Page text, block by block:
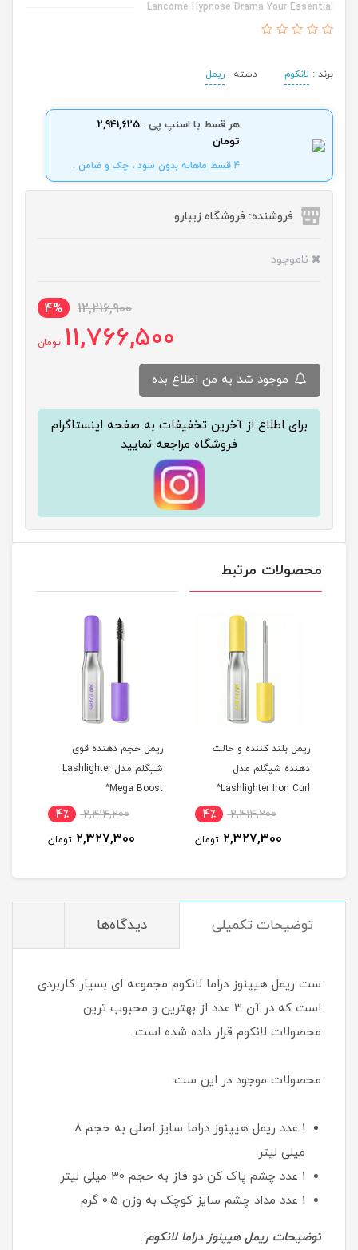
Lancome Hypnose Drama Your Essential
برند : لانکوم دسته : ریمل
هر قسط با اسنپ پی : 2,941,625
تومان
4 قسط ماهانه بدون سود ، چک و ضامن .
فروشنده: فروشگاه زیبارو
ناموجود
12,216,900
4%
11,766,500 تومان
برای اطلاع از آخرین تخفیفات به صفحه اینستاگرام
فروشگاه مراجعه نمایید
محصولات مرتبط
ریمل بلند کننده و حالت
دهنده شیگلم مدل
Lashlighter Iron Curl^
2,414,200 4٪
2,327,300 تومان
ریمل حجم دهنده قوی
شیگلم مدل Lashlighter
Mega Boost^
2,414,200 4٪
2,327,300 تومان
توضیحات تکمیلی دیدگاه‌ها
ست ریمل هیپنوز دراما لانکوم مجموعه ای بسیار کاربردی
است که در آن 3 عدد از بهترین و محبوب ترین
محصولات لانکوم قرار داده شده است.
محصولات موجود در این ست:
1 عدد ریمل هیپنوز دراما سایز اصلی به حجم 8
میلی لیتر
1 عدد چشم پاک کن دو فاز به حجم 30 میلی لیتر
1 عدد مداد چشم سایز کوچک به وزن 0.5 گرم
توضیحات ریمل هیپنوز دراما لانکوم: